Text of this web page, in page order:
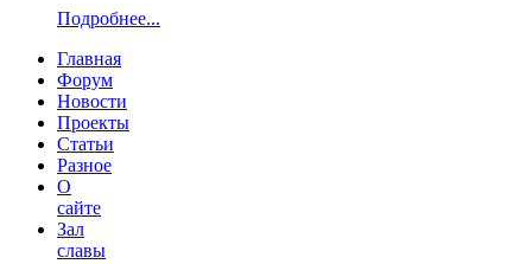
Подробнее...
Главная
Форум
Новости
Проекты
Статьи
Разное
О
сайте
Зал
славы